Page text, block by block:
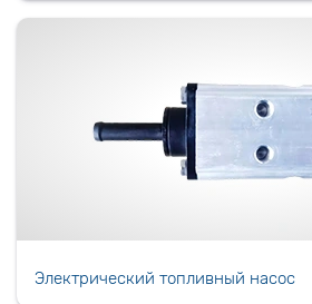
Электрический топливный насос